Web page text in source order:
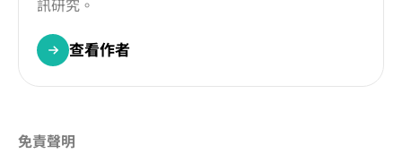
訊研究。
查看作者
免責聲明